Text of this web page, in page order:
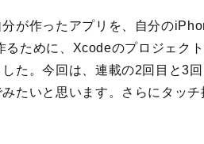
が作ったアプリを、自分の
るために、Xcodeのプロジェク
た。今回は、連載の2回目と3
たいと思います。さらにタッ